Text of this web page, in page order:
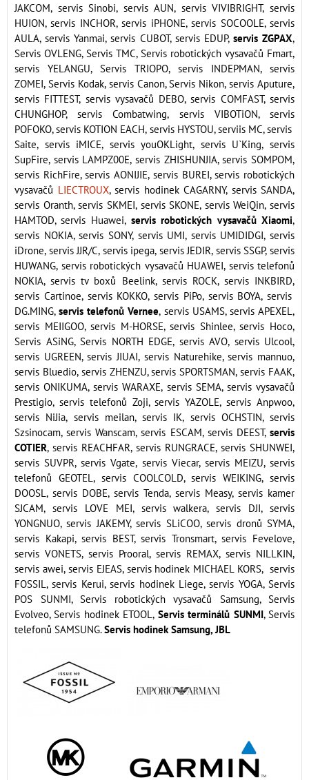
JAKCOM, servis Sinobi, servis AUN, servis VIVIBRIGHT, servis
HUION, servis INCHOR, servis iPHONE, servis SOCOOLE, servis
AULA, servis Yanmai, servis CUBOT, servis EDUP, servis ZGPAX,
Servis OVLENG, Servis TMC, Servis robotických vysavačů Fmart,
servis YELANGU, Servis TRIOPO, servis INDEPMAN, servis
ZOMEI, Servis Kodak, servis Canon, Servis Nikon, servis Aputure,
servis FITTEST, servis vysavačů DEBO, servis COMFAST, servis
CHUNGHOP, servis Combatwing, servis VIBOTiON, servis
POFOKO, servis KOTION EACH, servis HYSTOU, serviis MC, servis
Saite, servis iMICE, servis youOKLight, servis U`King, servis
SupFire, servis LAMPZ00E, servis ZHISHUNJIA, servis SOMPOM,
servis RichFire, servis AONIJIE, servis BUREI, servis robotických
vysavačů LIECTROUX, servis hodinek CAGARNY, servis SANDA,
servis Oranth, servis SKMEI, servis SKONE, servis WeiQin, servis
HAMTOD, servis Huawei,servis robotických vysavačů Xiaomi,
servis NOKIA, servis SONY, servis UMI, servis UMIDIDGI, servis
iDrone, servis JJR/C, servis ipega, servis JEDIR, servis SSGP, servis
HUWANG, servis robotických vysavačů HUAWEI, servis telefonů
NOKIA, servis tv boxů Beelink, servis ROCK, servis INKBIRD,
servis Cartinoe, servis KOKKO, servis PiPo, servis BOYA, servis
DG.MING,servis telefonů Vernee, servis USAMS, servis APEXEL,
servis MEIIGOO, servis M-HORSE, servis Shinlee, servis Hoco,
Servis ASiNG, Servis NORTH EDGE, servis AVO, servis Ulcool,
servis UGREEN, servis JIUAI, servis Naturehike, servis mannuo,
servis Bluedio, servis ZHENZU, servis SPORTSMAN, servis FAAK,
servis ONIKUMA, servis WARAXE, servis SEMA, servis vysavačů
Prestigio, servis telefonů Zoji, servis YAZOLE, servis Anpwoo,
servis NiJia, servis meilan, servis IK, servis OCHSTIN, servis
Szsinocam, servis Wanscam, servis ESCAM, servis DEEST, servis
COTIER, servis REACHFAR, servis RUNGRACE, servis SHUNWEI,
servis SUVPR, servis Vgate, servis Viecar, servis MEIZU, servis
telefonů GEOTEL, servis COOLCOLD, servis WEIKING, servis
DOOSL, servis DOBE, servis Tenda, servis Measy, servis kamer
SJCAM, servis LOVE MEI, servis walkera, servis DJI, servis
YONGNUO, servis JAKEMY, servis SLiCOO, servis dronů SYMA,
servis Kakapi, servis BEST, servis Tronsmart, servis Fevelove,
servis VONETS, servis Prooral, servis REMAX, servis NILLKIN,
servis awei, servis EJEAS, servis hodinek MICHAEL KORS, servis
FOSSIL, servis Kerui, servis hodinek Liege, servis YOGA, Servis
POS SUNMI, Servis robotických vysavačů Samsung, Servis
Evolveo, Servis hodinek ETOOL, Servis terminálů SUNMI, Servis
telefonů SAMSUNG.Servis hodinek Samsung, JBL